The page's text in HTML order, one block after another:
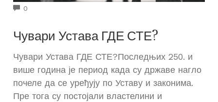
0
Чувари Устава ГДЕ СТЕ?
Чувари Устава ГДЕ СТЕ?Последњих 250. и
више година је период када су државе нагло
почеле да се уређују по Уставу и законима.
Пре тога су постојали властелини и